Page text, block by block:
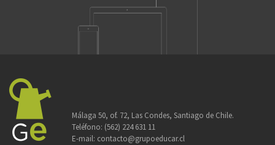
Málaga 50, of. 72, Las Condes, Santiago de Chile.
Teléfono: (562) 224 631 11
E-mail: contacto@grupoeducar.cl